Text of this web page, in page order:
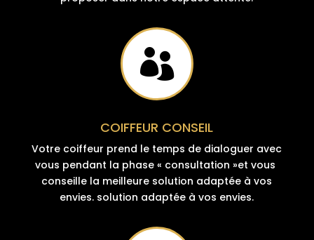

COIFFEUR CONSEIL
Votre coiffeur prend le temps de dialoguer avec
vous pendant la phase « consultation »et vous
conseille la meilleure solution adaptée à vos
envies. solution adaptée à vos envies.